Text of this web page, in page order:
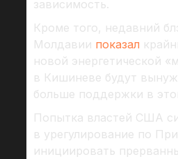
зависимость.
Кроме того, недавний
Молдавии показал
новой энергетической
в Кишиневе будут
больше поддержки в
Попытка властей США
в урегулирование по
инициировать